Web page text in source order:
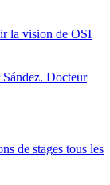
la vision de OSI
Docteur
de stages tous les